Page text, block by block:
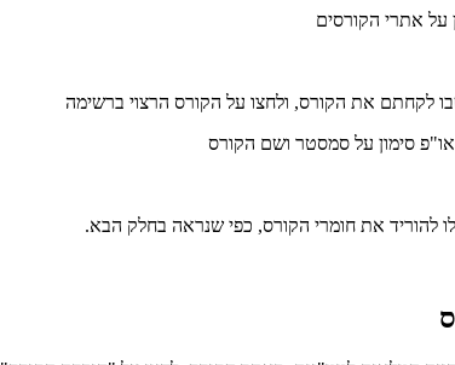
לקחתם את הקורס, ולחצו על הקורס הרצוי ברשימה
להוריד את חומרי הקורס, כפי שנראה בחלק הבא.